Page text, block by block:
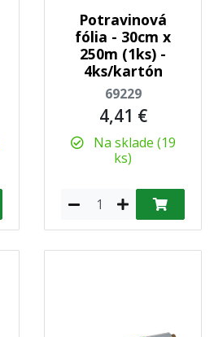
Potravinová
fólia - 30cm x
250m (1ks) -
4ks/kartón
69229
4,41 €
Na sklade (19
ks)